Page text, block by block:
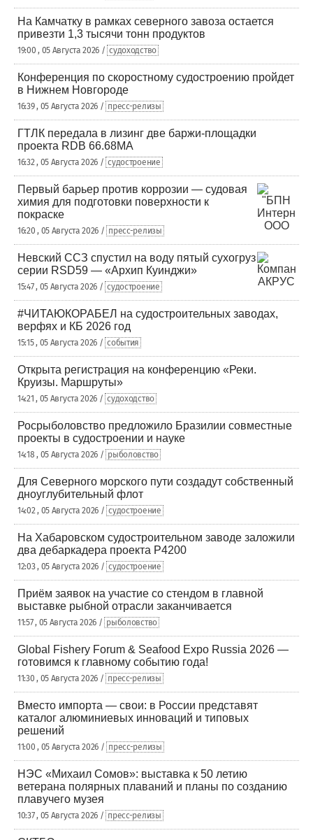
На Камчатку в рамках северного завоза остается
привезти 1,3 тысячи тонн продуктов
19:00 , 05 Августа 2026 / судоходство
Конференция по скоростному судостроению пройдет
в Нижнем Новгороде
16:39 , 05 Августа 2026 / пресс-релизы
ГТЛК передала в лизинг две баржи-площадки
проекта RDB 66.68МА
16:32 , 05 Августа 2026 / судостроение
Первый барьер против коррозии — судовая
химия для подготовки поверхности к
покраске
16:20 , 05 Августа 2026 / пресс-релизы
Невский ССЗ спустил на воду пятый сухогруз
серии RSD59 — «Архип Куинджи»
15:47 , 05 Августа 2026 / судостроение
#ЧИТАЮКОРАБЕЛ на судостроительных заводах,
верфях и КБ 2026 год
15:15 , 05 Августа 2026 / события
Открыта регистрация на конференцию «Реки.
Круизы. Маршруты»
14:21 , 05 Августа 2026 / судоходство
Росрыболовство предложило Бразилии совместные
проекты в судостроении и науке
14:18 , 05 Августа 2026 / рыболовство
Для Северного морского пути создадут собственный
дноуглубительный флот
14:02 , 05 Августа 2026 / судостроение
На Хабаровском судостроительном заводе заложили
два дебаркадера проекта Р4200
12:03 , 05 Августа 2026 / судостроение
Приём заявок на участие со стендом в главной
выставке рыбной отрасли заканчивается
11:57 , 05 Августа 2026 / рыболовство
Global Fishery Forum & Seafood Expo Russia 2026 —
готовимся к главному событию года!
11:30 , 05 Августа 2026 / пресс-релизы
Вместо импорта — свои: в России представят
каталог алюминиевых инноваций и типовых
решений
11:00 , 05 Августа 2026 / пресс-релизы
НЭС «Михаил Сомов»: выставка к 50 летию
ветерана полярных плаваний и планы по созданию
плавучего музея
10:37 , 05 Августа 2026 / пресс-релизы